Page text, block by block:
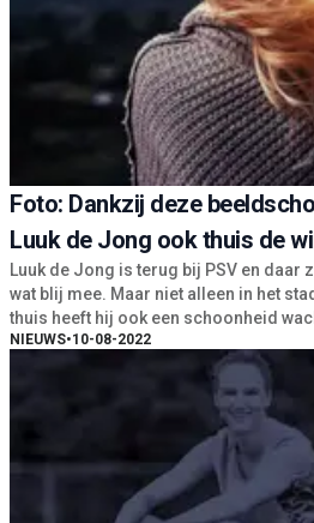
Foto: Dankzij deze
Luuk de Jong ook thuis de
Luuk de Jong is terug bij PSV en daar
wat blij mee. Maar niet alleen in het
thuis heeft hij ook een schoonheid
NIEUWS•10-08-2022